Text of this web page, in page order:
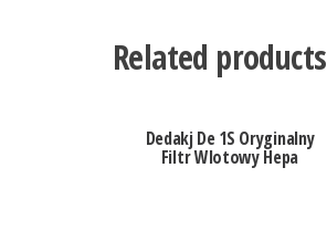
Related products
Dedakj De 1S Oryginalny
Filtr Wlotowy Hepa